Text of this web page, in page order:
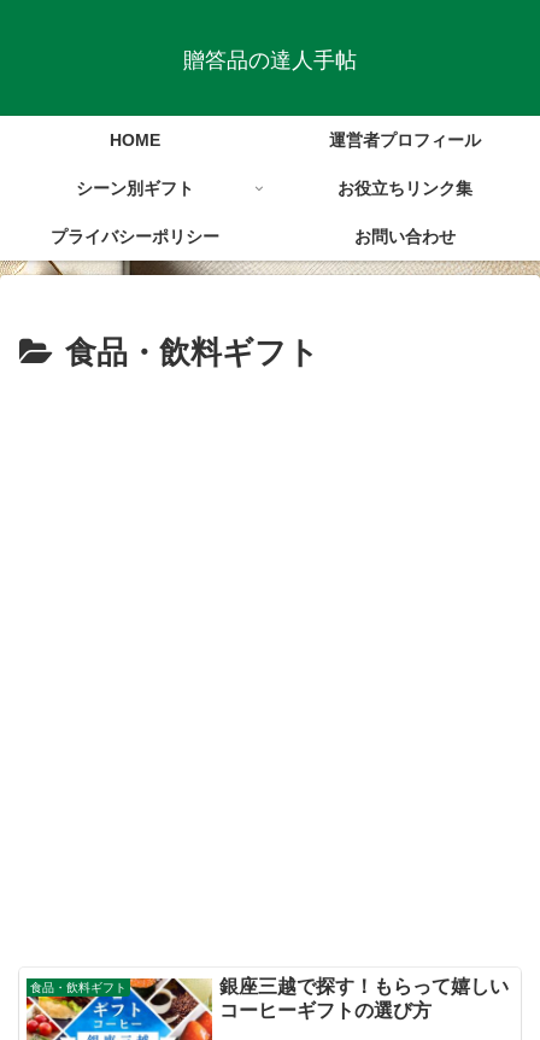
贈答品の達人手帖
HOME 運営者プロフィール
シーン別ギフト お役立ちリンク集
プライバシーポリシー お問い合わせ
食品・飲料ギフト
食品・飲料ギフト
銀座三越で探す！もらって嬉しい
コーヒーギフトの選び方